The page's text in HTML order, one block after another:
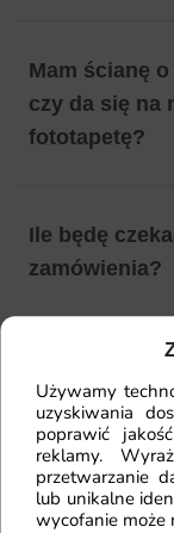
Używamy
uzyskiwania
poprawić
reklamy.
przetwarzanie
lub unikalne
wycofanie może
Mam ścianę
czy da się na
fototapetę?
Ile będę
zamówienia?
Czy mogę
Jak
przygotować